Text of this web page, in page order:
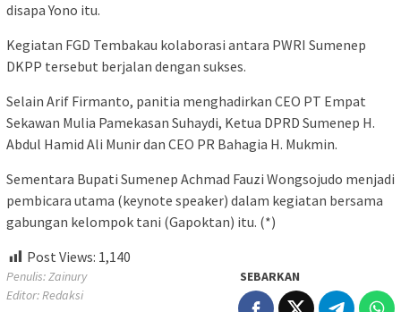
disapa Yono itu.
Kegiatan FGD Tembakau kolaborasi antara PWRI Sumenep
DKPP tersebut berjalan dengan sukses.
Selain Arif Firmanto, panitia menghadirkan CEO PT Empat
Sekawan Mulia Pamekasan Suhaydi, Ketua DPRD Sumenep H.
Abdul Hamid Ali Munir dan CEO PR Bahagia H. Mukmin.
Sementara Bupati Sumenep Achmad Fauzi Wongsojudo menjadi
pembicara utama (keynote speaker) dalam kegiatan bersama
gabungan kelompok tani (Gapoktan) itu. (*)
Post Views: 1,140
Penulis: Zainury
Editor: Redaksi
SEBARKAN